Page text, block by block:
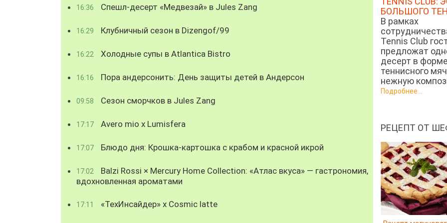
16:36 Спешл-десерт «Медвезай» в Jules Zang
16:29 Клубничный сезон в Dizengof/99
16:22 Холодные супы в Atlantica Bistro
16:16 Пора андерсонить: День защиты детей в Андерсон
09:58 Сезон сморчков в Jules Zang
17:17 Avero mio x Lumisfera
17:07 Блюдо дня: Крошка-картошка с крабом и красной икрой
17:02
Balzi Rossi × Mercury Home Collection: «Атлас вкуса» — гастрономия,
вдохновленная ароматами
17:11 «ТехИнсайдер» х Cosmic latte
БОЛЬШОГО
В рамках
Tennis Club
предложат
десерт в форме
теннисного
нежную
Подробнее...
РЕЦЕПТ ОТ